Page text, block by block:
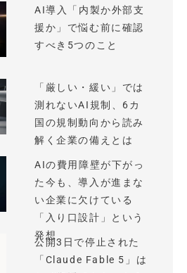
AI導入「内製か外部支
援か」で悩む前に確認
すべき5つのこと
「厳しい・緩い」では
測れないAI規制、6カ
国の規制動向から読み
解く企業の備えとは
AIの費用障壁が下がっ
た今も、導入が進まな
い企業に欠けている
「入り口設計」という
発想
公開3日で停止された
「Claude Fable 5」は